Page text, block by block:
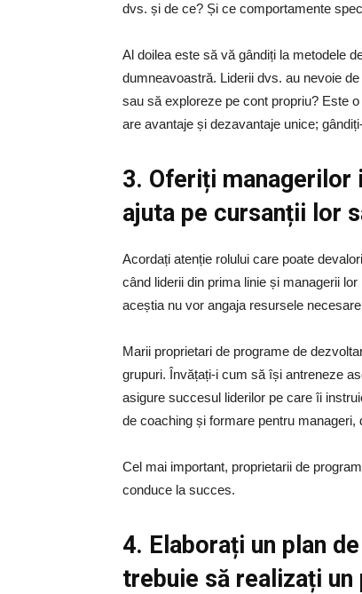
dvs. și de ce? Și ce comportamente
Al doilea este să vă gândiți la metodele
dumneavoastră. Liderii dvs. au nevoie
sau să exploreze pe cont propriu? Este
are avantaje și dezavantaje unice;
3. Oferiți managerilor
ajuta pe cursanții lor
Acordați atenție rolului care poate
când liderii din prima linie și managerii
aceștia nu vor angaja resursele
Marii proprietari de programe de
grupuri. Învățați-i cum să își antreneze
asigure succesul liderilor pe care îi
de coaching și formare pentru manageri,
Cel mai important, proprietarii de
conduce la succes.
4. Elaborați un plan
trebuie să realizați